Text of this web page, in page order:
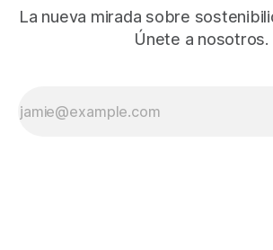
La nueva mirada sobre
Únete a nosotros.